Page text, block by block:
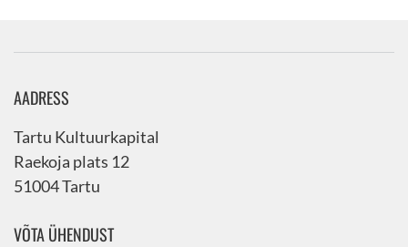
AADRESS
Tartu Kultuurkapital
Raekoja plats 12
51004 Tartu
VÕTA ÜHENDUST